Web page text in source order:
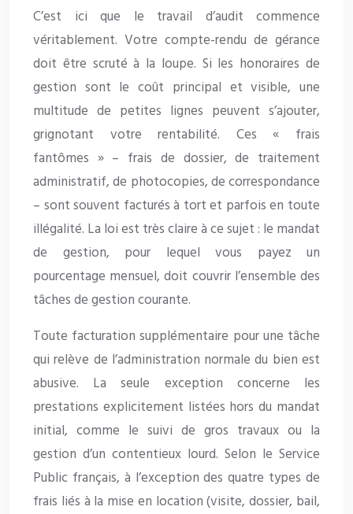
C’est ici que le travail d’audit commence
véritablement. Votre compte-rendu de gérance
doit être scruté à la loupe. Si les honoraires de
gestion sont le coût principal et visible, une
multitude de petites lignes peuvent s’ajouter,
grignotant votre rentabilité. Ces « frais
fantômes » – frais de dossier, de traitement
administratif, de photocopies, de correspondance
– sont souvent facturés à tort et parfois en toute
illégalité. La loi est très claire à ce sujet : le mandat
de gestion, pour lequel vous payez un
pourcentage mensuel, doit couvrir l’ensemble des
tâches de gestion courante.
Toute facturation supplémentaire pour une tâche
qui relève de l’administration normale du bien est
abusive. La seule exception concerne les
prestations explicitement listées hors du mandat
initial, comme le suivi de gros travaux ou la
gestion d’un contentieux lourd. Selon le Service
Public français, à l’exception des quatre types de
frais liés à la mise en location (visite, dossier, bail,